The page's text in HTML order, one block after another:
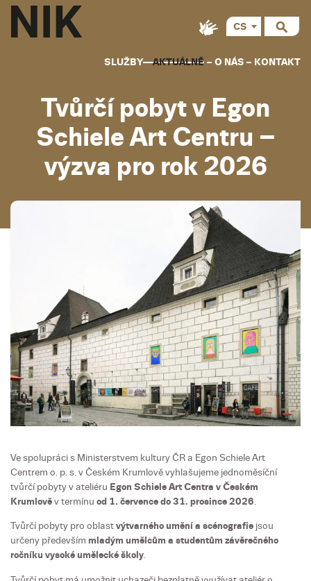
SLUŽBY AKTUÁLNĚ O NÁS KONTAKT
CS
Tvůrčí pobyt v Egon
Schiele Art Centru –
výzva pro rok 2026
Ve spolupráci s Ministerstvem kultury ČR a Egon Schiele Art
Centrem o. p. s. v Českém Krumlově vyhlašujeme jednoměsíční
tvůrčí pobyty v ateliéru Egon Schiele Art Centra v Českém
Krumlověv termínu od 1. července do 31. prosince 2026.
Tvůrčí pobyty pro oblastvýtvarného umění a scénografie jsou
určeny především mladým umělcům a studentům závěrečného
ročníku vysoké umělecké školy.